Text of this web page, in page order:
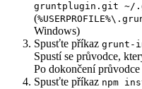
gruntplugin.git ~/
(
Windows)
Spusťte příkaz grunt-
Spustí se průvodce,
Po dokončení
Spusťte příkaz npm